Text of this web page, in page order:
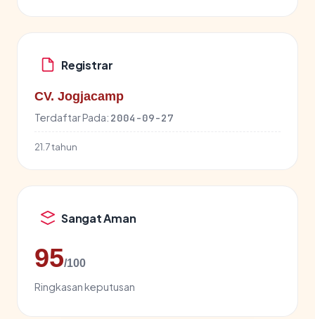
Registrar
CV. Jogjacamp
Terdaftar Pada: 2004-09-27
21.7 tahun
Sangat Aman
95/100
Ringkasan keputusan